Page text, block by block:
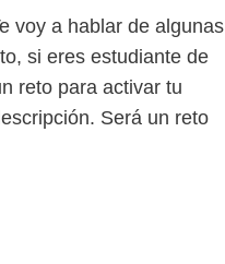
voy a hablar de algunas
si eres estudiante de
reto para activar tu
Será un reto